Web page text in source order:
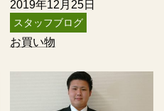
2019年12月25日
スタッフブログ
お買い物